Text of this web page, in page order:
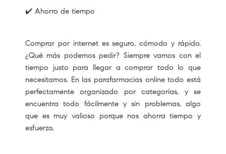
✔️ Ahorro de tiempo
Comprar por internet es seguro, cómodo y rápido.
¿Qué más podemos pedir? Siempre vamos con el
tiempo justo para llegar a comprar todo lo que
necesitamos. En las parafarmacias online todo está
perfectamente organizado por categorías, y se
encuentra todo fácilmente y sin problemas, algo
que es muy valioso porque nos ahorra tiempo y
esfuerzo.